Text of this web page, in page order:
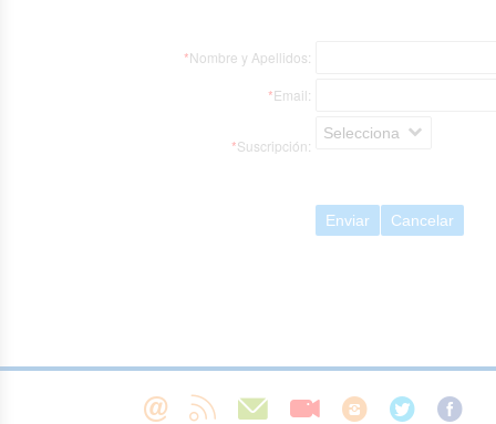
*Nombre y Apellidos:
*Email:
*Suscripción:
Selecciona
Enviar Cancelar